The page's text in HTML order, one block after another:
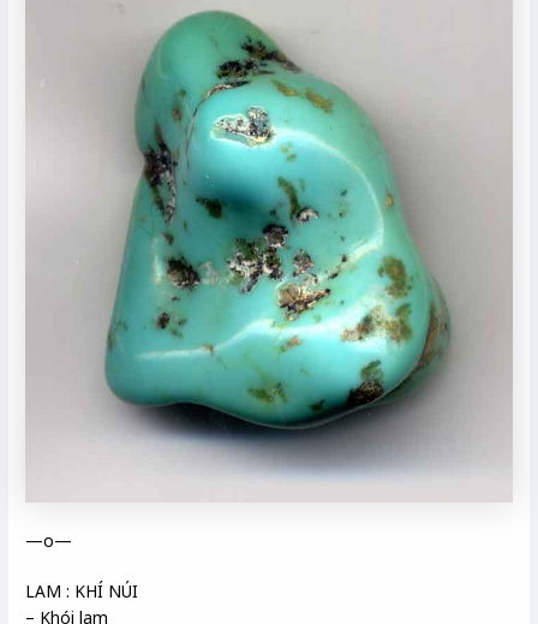
—o—
LAM : KHÍ NÚI
– Khói lam